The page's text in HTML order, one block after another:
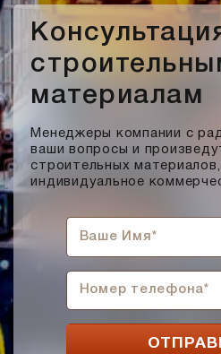
материалам
Менеджеры компании с
ваши вопросы и
строительных
индивидуальное